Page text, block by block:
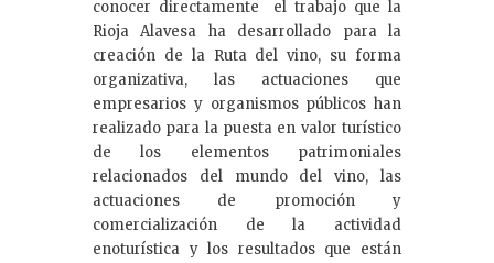
conocer directamente el trabajo que la
Rioja Alavesa ha desarrollado para la
creación de la Ruta del vino, su forma
organizativa, las actuaciones que
empresarios y organismos públicos han
realizado para la puesta en valor turístico
de los elementos patrimoniales
relacionados del mundo del vino, las
actuaciones de promoción y
comercialización de la actividad
enoturística y los resultados que están